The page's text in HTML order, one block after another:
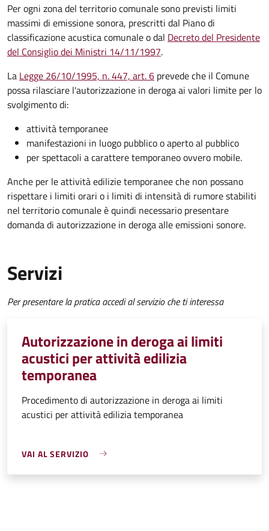
Per ogni zona del territorio comunale sono previsti limiti
massimi di emissione sonora, prescritti dal Piano di
classificazione acustica comunale o dal Decreto del Presidente
del Consiglio dei Ministri 14/11/1997.
La Legge 26/10/1995, n. 447, art. 6 prevede che il Comune
possa rilasciare l'autorizzazione in deroga ai valori limite per lo
svolgimento di:
attività temporanee
manifestazioni in luogo pubblico o aperto al pubblico
per spettacoli a carattere temporaneo ovvero mobile.
Anche per le attività edilizie temporanee che non possano
rispettare i limiti orari o i limiti di intensità di rumore stabiliti
nel territorio comunale è quindi necessario presentare
domanda di autorizzazione in deroga alle emissioni sonore.
Servizi
Per presentare la pratica accedi al servizio che ti interessa
Autorizzazione in deroga ai limiti
acustici per attività edilizia
temporanea
Procedimento di autorizzazione in deroga ai limiti
acustici per attività edilizia temporanea
VAI AL SERVIZIO